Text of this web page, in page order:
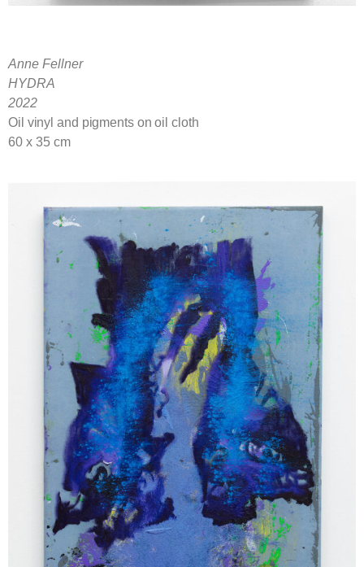
Anne Fellner
HYDRA
2022
Oil vinyl and pigments on oil cloth
60 x 35 cm